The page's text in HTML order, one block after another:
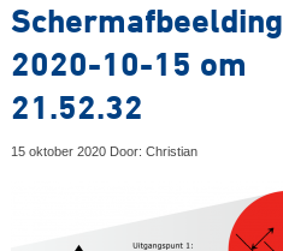
Schermafbeelding
2020-10-15 om
21.52.32
15 oktober 2020 Door: Christian